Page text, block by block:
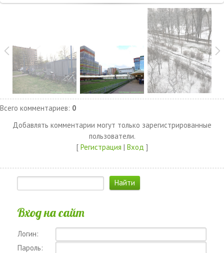
Всего комментариев: 0
Добавлять комментарии могут только зарегистрированные
пользователи.
[ Регистрация | Вход ]
Вход на сайт
Логин:
Пароль: